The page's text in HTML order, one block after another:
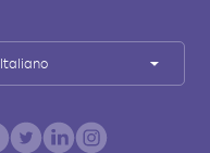
Italiano